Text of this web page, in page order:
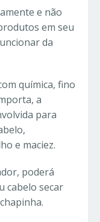
e não
em seu
da
química, fino
a
para
e maciez.
poderá
cabelo secar